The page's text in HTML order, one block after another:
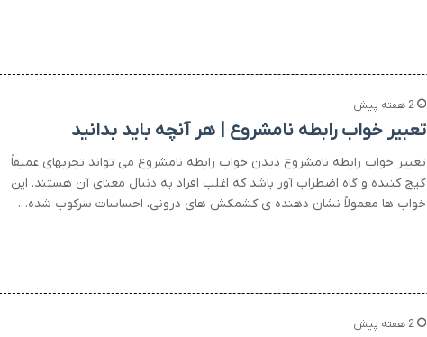
2 هفته پیش
تعبیر خواب رابطه نامشروع | هر آنچه باید بدانید
تعبیر خواب رابطه نامشروع دیدن خواب رابطه نامشروع می تواند تجربهای عمیقاً
گیج کننده و گاه اضطراب آور باشد که اغلب افراد به دنبال معنای آن هستند. این
خواب ها معمولاً نشان دهنده ی کشمکش های درونی، احساسات سرکوب شده…
2 هفته پیش